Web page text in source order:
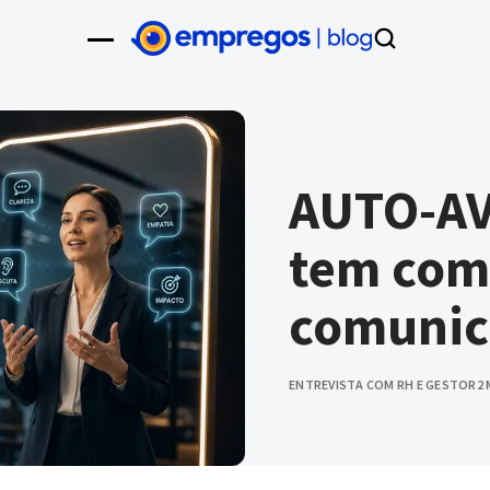
AUTO-
tem
ENTREVISTA COM RH E GESTOR 2